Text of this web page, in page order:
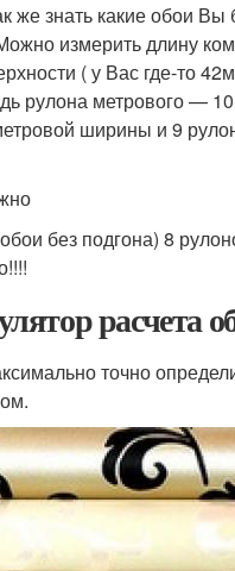
знать какие обои Вы
измерить длину
( у Вас где-то
рулона метрового —
ширины и 9
без подгона) 8
расчета
точно